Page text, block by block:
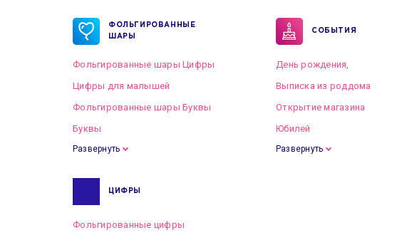
ФОЛЬГИРОВАННЫЕ
ШАРЫ
Фольгированные шары Цифры
Цифры для малышей
Фольгированные шары Буквы
Буквы
Развернуть
СОБЫТИЯ
День рождения,
Выписка из роддома
Открытие магазина
Юбилей
Развернуть
ЦИФРЫ
Фольгированные цифры